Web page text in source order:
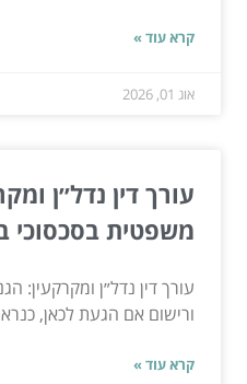
קרא עוד »
אוג 01, 2026
עורך דין נדל״ן
משפטית בסכסוכי
עורך דין נדל״ן ומקרקעין:
ורישום אם הגעת לכאן,
קרא עוד »